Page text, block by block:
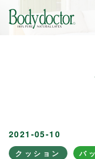
2021-05-10
クッション バ